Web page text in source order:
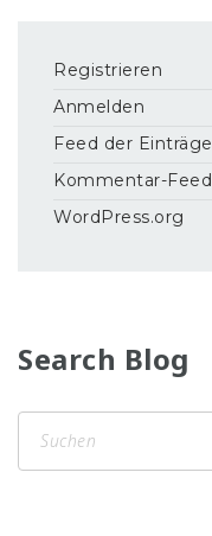
Registrieren
Anmelden
Feed der Einträge
Kommentar-Feed
WordPress.org
Search Blog